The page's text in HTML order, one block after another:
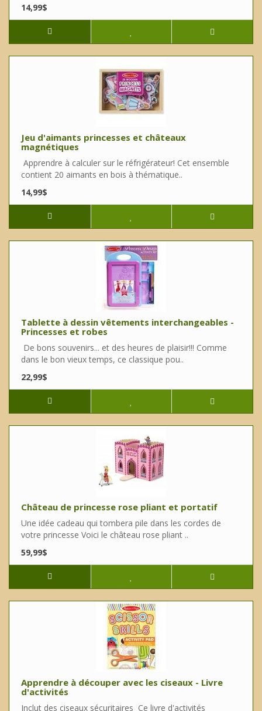
14,99$
Jeu d'aimants princesses et châteaux
magnétiques
Apprendre à calculer sur le réfrigérateur! Cet ensemble
contient 20 aimants en bois à thématique..
14,99$
Tablette à dessin vêtements interchangeables -
Princesses et robes
De bons souvenirs... et des heures de plaisir!!! Comme
dans le bon vieux temps, ce classique pou..
22,99$
Château de princesse rose pliant et portatif
Une idée cadeau qui tombera pile dans les cordes de
votre princesse Voici le château rose pliant ..
59,99$
Apprendre à découper avec les ciseaux - Livre
d'activités
Inclut des ciseaux sécuritaires Ce livre d'activités